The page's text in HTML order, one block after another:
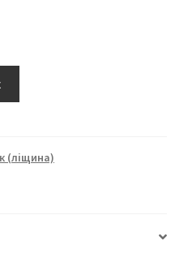
(ліщина)